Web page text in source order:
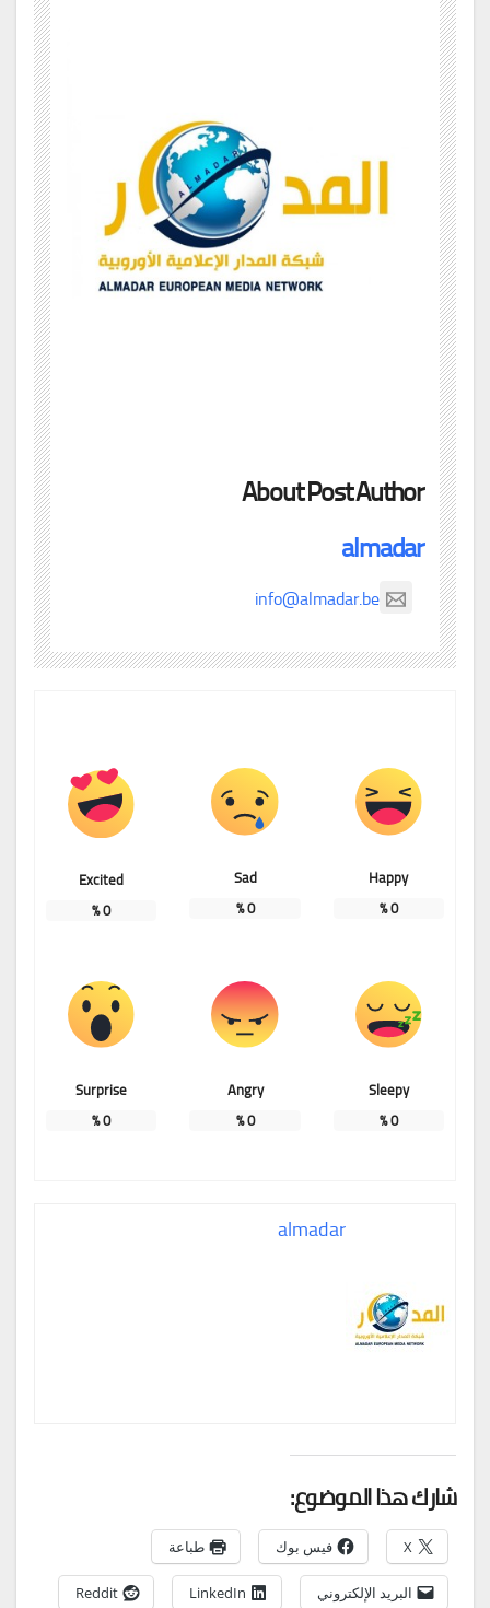
About Post Author
almadar
info@almadar.be
Happy
0
%
Sad
0
%
Excited
0
%
Sleepy
0
%
Angry
0
%
Surprise
0
%
almadar
شارك هذا الموضوع:
X فيس بوك طباعة
البريد الإلكتروني LinkedIn
Reddit